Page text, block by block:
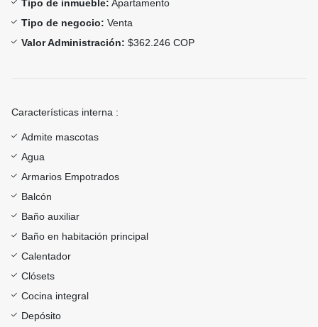
Tipo de inmueble: Apartamento
Tipo de negocio: Venta
Valor Administración: $362.246 COP
Características interna :
Admite mascotas
Agua
Armarios Empotrados
Balcón
Baño auxiliar
Baño en habitación principal
Calentador
Clósets
Cocina integral
Depósito